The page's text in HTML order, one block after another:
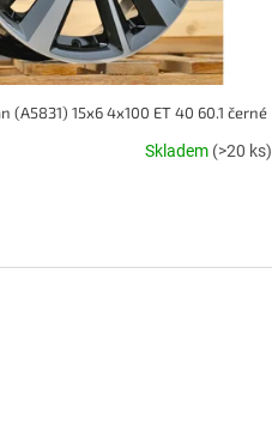
(A5831) 15x6 4x100 ET 40 60.1 černé
Skladem (>20 ks)